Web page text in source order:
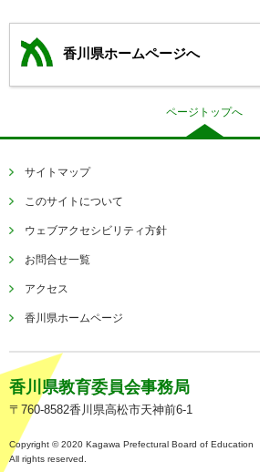
香川県ホームページへ
ページトップへ
サイトマップ
このサイトについて
ウェブアクセシビリティ方針
お問合せ一覧
アクセス
香川県ホームページ
香川県教育委員会事務局
〒760-8582香川県高松市天神前6-1
Copyright © 2020 Kagawa Prefectural Board of Education
All rights reserved.